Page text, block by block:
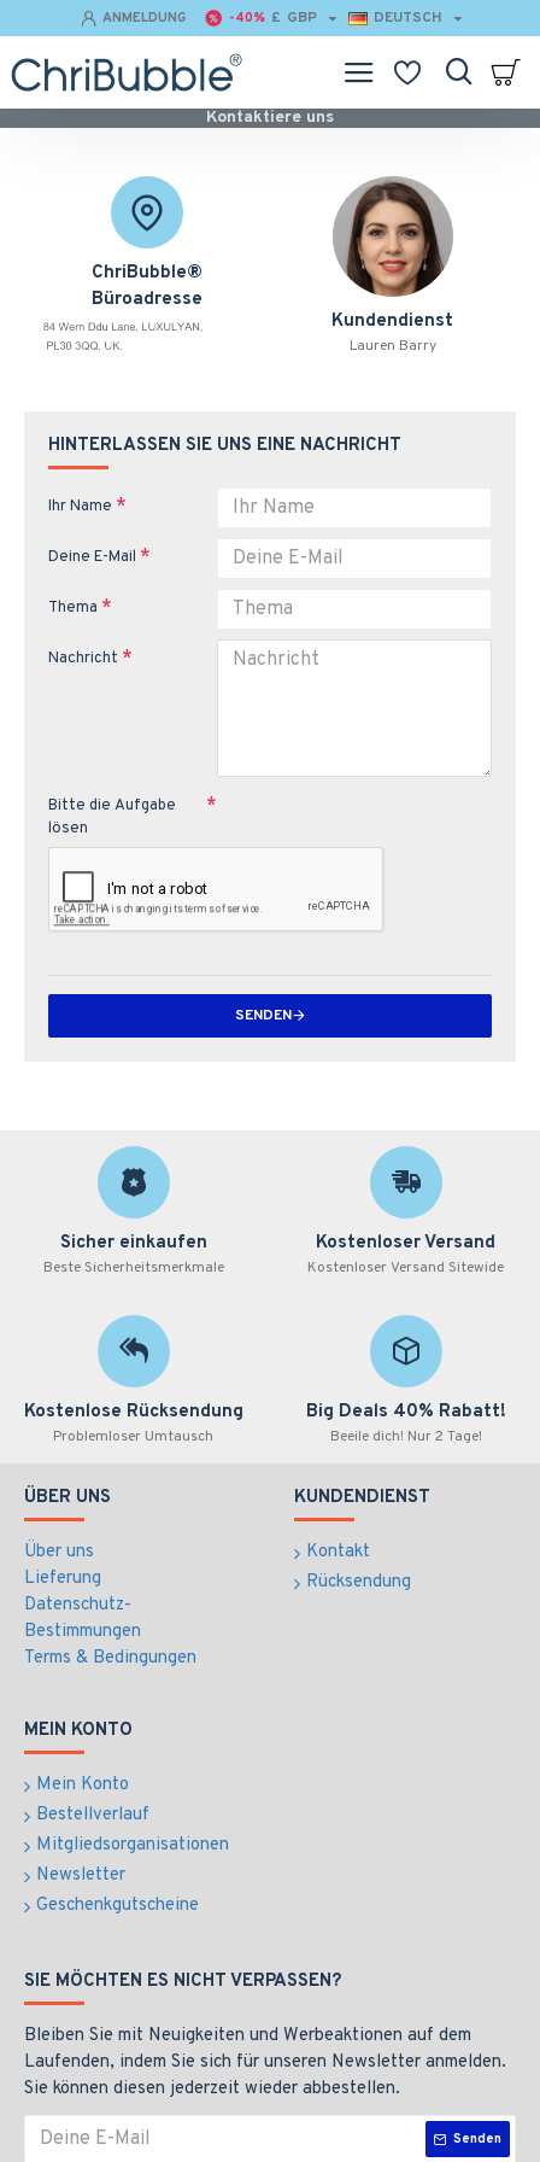
ANMELDUNG -40% £ GBP DEUTSCH
Kontaktiere uns
ChriBubble®️
Büroadresse
Kundendienst
Lauren Barry
HINTERLASSEN SIE UNS EINE NACHRICHT
Ihr Name
Deine E-Mail
Thema
Nachricht
Bitte die Aufgabe
lösen
SENDEN
Sicher einkaufen
Beste Sicherheitsmerkmale
Kostenloser Versand
Kostenloser Versand Sitewide
Kostenlose Rücksendung
Problemloser Umtausch
Big Deals 40% Rabatt!
Beeile dich! Nur 2 Tage!
ÜBER UNS
Über uns
Lieferung
Datenschutz-
Bestimmungen
Terms & Bedingungen
KUNDENDIENST
Kontakt
Rücksendung
MEIN KONTO
Mein Konto
Bestellverlauf
Mitgliedsorganisationen
Newsletter
Geschenkgutscheine
SIE MÖCHTEN ES NICHT VERPASSEN?
Bleiben Sie mit Neuigkeiten und Werbeaktionen auf dem
Laufenden, indem Sie sich für unseren Newsletter anmelden.
Sie können diesen jederzeit wieder abbestellen.
Senden